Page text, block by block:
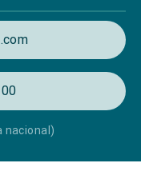
nacional)